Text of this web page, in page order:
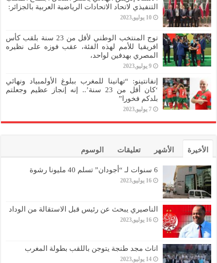
التنفيذي لاتحاد الاتحادات الرياضية العربية بالجزائر:
10 يوليو,2023
توج المنتخب الوطني لأقل من 23 سنة بلقب كأس
افريقيا للأمم لهذه الفئة، عقب فوزه على نظيره
المصري بهدفين لواحد،
9 يوليو,2023
إنفانتينو: “تهانينا للمغرب ببلوغ الأولمبياد ونهائي
‘كان أقل من 23 سنة’.. إنه إنجاز عظيم وجعلتم
بلدكم فخورا”
7 يوليو,2023
الأخيرة الأشهر تعليقات الوسوم
6 سنوات لـ “أجودان” تسلم 40 مليونا رشوة
16 يوليو,2023
الناصيري يبحث عن رئيس قبل الاستقالة من الوداد
16 يوليو,2023
اناث مجد طنجة يتوجن باللقب بطولة المغرب
14 يوليو,2023